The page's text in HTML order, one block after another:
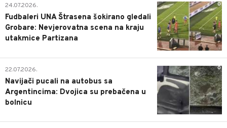
0
24.07.2026.
Fudbaleri UNA Štrasena šokirano gledali
Grobare: Nevjerovatna scena na kraju
utakmice Partizana
0
22.07.2026.
Navijači pucali na autobus sa
Argentincima: Dvojica su prebačena u
bolnicu